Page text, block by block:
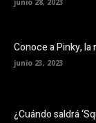
junio 28, 2023
Conoce a Pinky,
junio 23, 2023
¿Cuándo saldrá